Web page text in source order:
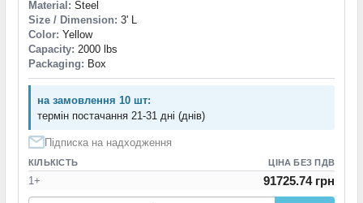
Material: Steel
Size / Dimension: 3' L
Color: Yellow
Capacity: 2000 lbs
Packaging: Box
на замовлення 10 шт:
термін постачання 21-31 дні (днів)
Підписка на надходження
КІЛЬКІСТЬ ЦІНА БЕЗ ПДВ
1+ 91725.74 грн